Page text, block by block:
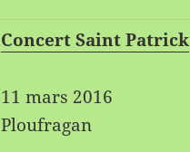
Concert Saint Patrick
11 mars 2016
Ploufragan